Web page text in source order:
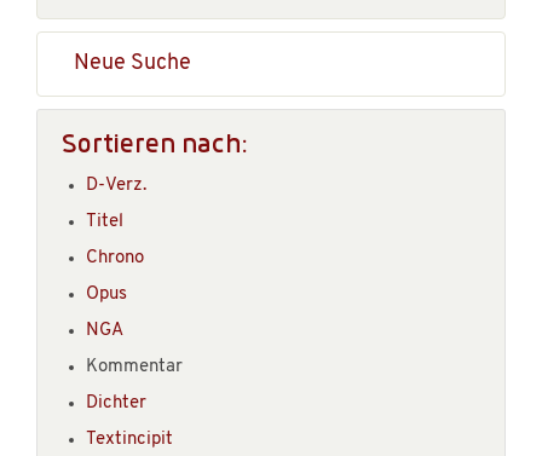
Neue Suche
Sortieren nach:
D-Verz.
Titel
Chrono
Opus
NGA
Kommentar
Dichter
Textincipit